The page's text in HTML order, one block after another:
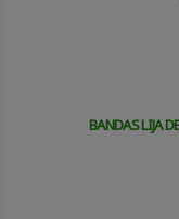
BANDAS LIJA